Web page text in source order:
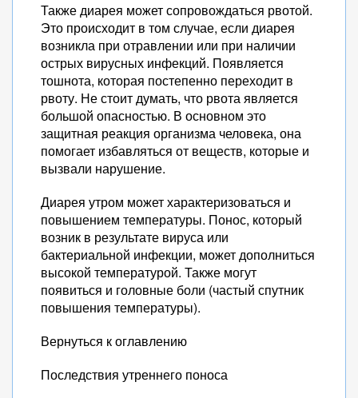
Также диарея может сопровождаться рвотой.
Это происходит в том случае, если диарея
возникла при отравлении или при наличии
острых вирусных инфекций. Появляется
тошнота, которая постепенно переходит в
рвоту. Не стоит думать, что рвота является
большой опасностью. В основном это
защитная реакция организма человека, она
помогает избавляться от веществ, которые и
вызвали нарушение.
Диарея утром может характеризоваться и
повышением температуры. Понос, который
возник в результате вируса или
бактериальной инфекции, может дополниться
высокой температурой. Также могут
появиться и головные боли (частый спутник
повышения температуры).
Вернуться к оглавлению
Последствия утреннего поноса